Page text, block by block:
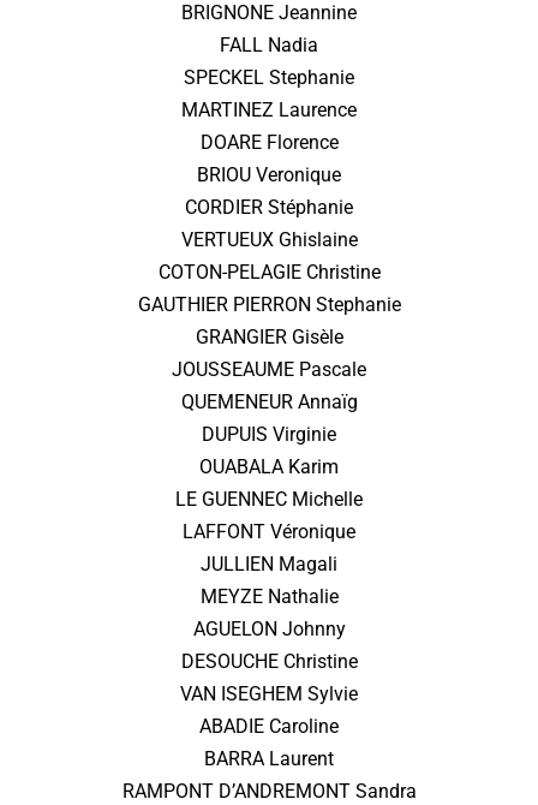
BRIGNONE Jeannine
FALL Nadia
SPECKEL Stephanie
MARTINEZ Laurence
DOARE Florence
BRIOU Veronique
CORDIER Stéphanie
VERTUEUX Ghislaine
COTON-PELAGIE Christine
GAUTHIER PIERRON Stephanie
GRANGIER Gisèle
JOUSSEAUME Pascale
QUEMENEUR Annaïg
DUPUIS Virginie
OUABALA Karim
LE GUENNEC Michelle
LAFFONT Véronique
JULLIEN Magali
MEYZE Nathalie
AGUELON Johnny
DESOUCHE Christine
VAN ISEGHEM Sylvie
ABADIE Caroline
BARRA Laurent
RAMPONT D’ANDREMONT Sandra